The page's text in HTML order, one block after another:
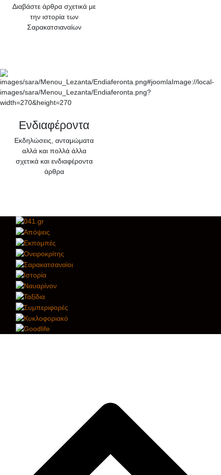
Διαβάστε άρθρα σχετικά με
την ιστορία των
Σαρακατσιαναίων
Ενδιαφέροντα
Εκδηλώσεις, ανταμώματα
αλλά και πολλά άλλα
σχετικά και ενδιαφέροντα
άρθρα